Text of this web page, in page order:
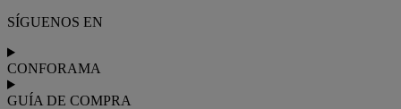
SÍGUENOS EN
CONFORAMA
GUÍA DE COMPRA